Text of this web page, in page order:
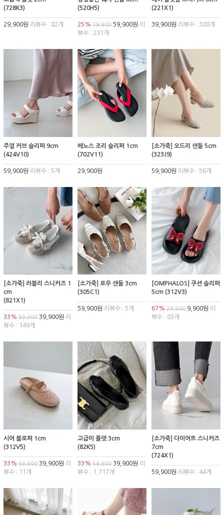
(728K3)
29,900원 리뷰수 : 82개
(520H5)
25% 79,90059,900원 리
뷰수 : 231개
(221X1)
39,900원 리뷰수 : 388개
주얼 커브 슬리퍼 9cm
(424V10)
59,900원 리뷰수 : 5개
베노스 조리 슬리퍼 1cm
(702V11)
29,900원
[소가죽] 오드리 샌들 5cm
(323J9)
59,900원 리뷰수 : 56개
[소가죽] 러블리 스니커즈 1
cm
(821X1)
33% 59,900 39,900원 리
뷰수 : 149개
[소가죽] 로우 샌들 3cm
(305C1)
59,900원 리뷰수 : 5개
[OMPHALOS] 쿠션 슬리퍼
5cm (312V3)
67% 29,9009,900원 리
뷰수 : 83개
시어 블로퍼 1cm
(312V5)
33% 59,900 39,900원 리
뷰수 : 11개
고급미 플랫 3cm
(82K5)
33% 59,90039,900원 리
뷰수 : 1,717개
[소가죽] 다이어트 스니커즈
7cm
(724X1)
59,900원 리뷰수 : 44개